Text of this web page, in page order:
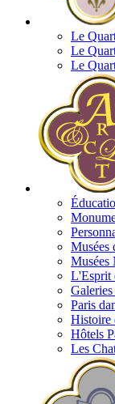
Le
Le
Le
Musées
Musées
L'Esprit
Paris
Histoire
Hôtels
Les